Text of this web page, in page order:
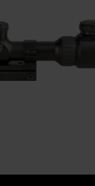
от оригинала